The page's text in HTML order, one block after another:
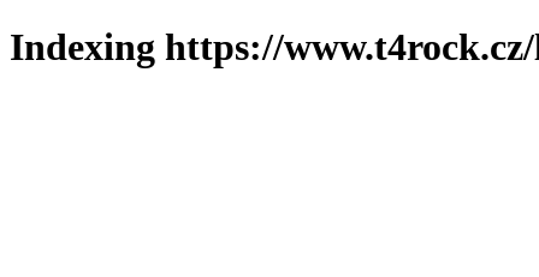
Indexing https://